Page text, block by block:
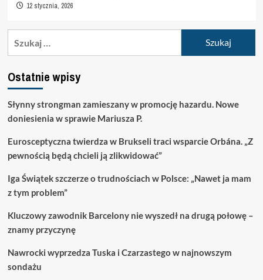
12 stycznia, 2026
Ostatnie wpisy
Słynny strongman zamieszany w promocję hazardu. Nowe
doniesienia w sprawie Mariusza P.
Eurosceptyczna twierdza w Brukseli traci wsparcie Orbána. „Z
pewnością będą chcieli ją zlikwidować”
Iga Świątek szczerze o trudnościach w Polsce: „Nawet ja mam
z tym problem”
Kluczowy zawodnik Barcelony nie wyszedł na drugą połowę –
znamy przyczynę
Nawrocki wyprzedza Tuska i Czarzastego w najnowszym
sondażu